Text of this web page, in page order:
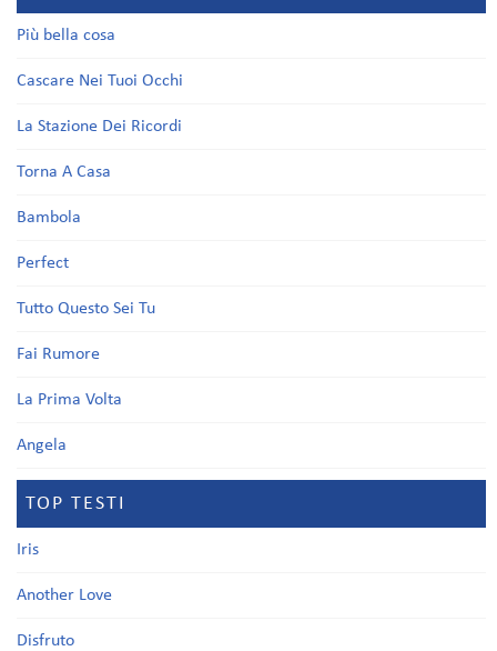
Più bella cosa
Cascare Nei Tuoi Occhi
La Stazione Dei Ricordi
Torna A Casa
Bambola
Perfect
Tutto Questo Sei Tu
Fai Rumore
La Prima Volta
Angela
TOP TESTI
Iris
Another Love
Disfruto